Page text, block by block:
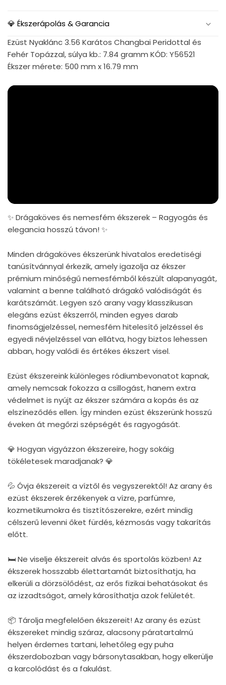
💎 Ékszerápolás & Garancia
Ezüst Nyaklánc 3.56 Karátos Changbai Peridottal és
Fehér Topázzal, súlya kb.: 7.84 gramm KÓD: Y56521
Ékszer mérete: 500 mm x 16.79 mm
✨ Drágaköves és nemesfém ékszerek – Ragyogás és
elegancia hosszú távon! ✨
Minden drágaköves ékszerünk hivatalos eredetiségi
tanúsítvánnyal érkezik, amely igazolja az ékszer
prémium minőségű nemesfémből készült alapanyagát,
valamint a benne található drágakő valódiságát és
karátszámát. Legyen szó arany vagy klasszikusan
elegáns ezüst ékszerről, minden egyes darab
finomságjelzéssel, nemesfém hitelesítő jelzéssel és
egyedi névjelzéssel van ellátva, hogy biztos lehessen
abban, hogy valódi és értékes ékszert visel.
Ezüst ékszereink különleges ródiumbevonatot kapnak,
amely nemcsak fokozza a csillogást, hanem extra
védelmet is nyújt az ékszer számára a kopás és az
elszíneződés ellen. Így minden ezüst ékszerünk hosszú
éveken át megőrzi szépségét és ragyogását.
💎 Hogyan vigyázzon ékszereire, hogy sokáig
tökéletesek maradjanak? 💎
💦 Óvja ékszereit a víztől és vegyszerektől! Az arany és
ezüst ékszerek érzékenyek a vízre, parfümre,
kozmetikumokra és tisztítószerekre, ezért mindig
célszerű levenni őket fürdés, kézmosás vagy takarítás
előtt.
🛏 Ne viselje ékszereit alvás és sportolás közben! Az
ékszerek hosszabb élettartamát biztosíthatja, ha
elkerüli a dörzsölődést, az erős fizikai behatásokat és
az izzadtságot, amely károsíthatja azok felületét.
📦 Tárolja megfelelően ékszereit! Az arany és ezüst
ékszereket mindig száraz, alacsony páratartalmú
helyen érdemes tartani, lehetőleg egy puha
ékszerdobozban vagy bársonytasakban, hogy elkerülje
a karcolódást és a fakulást.